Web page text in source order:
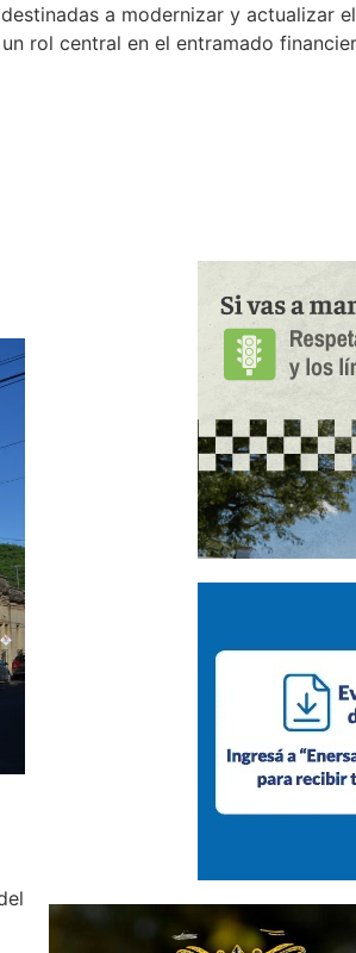
a modernizar y actualizar
rol central en el entramado